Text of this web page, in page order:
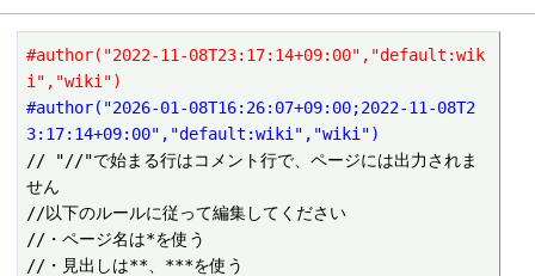
#author("2022-11-08T23:17:14+09:00","default:wik
i","wiki")
#author("2026-01-08T16:26:07+09:00;2022-11-08T2
3:17:14+09:00","default:wiki","wiki")
// "//"で始まる行はコメント行で、ページには出力されま
せん
//以下のルールに従って編集してください
//・ページ名は*を使う
//・見出しは**、***を使う